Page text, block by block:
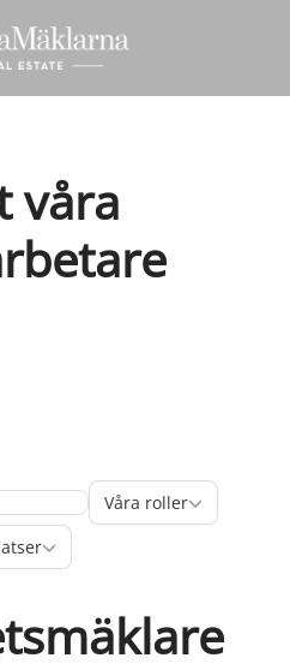
våra
Våra roller
Våra roller
Platser